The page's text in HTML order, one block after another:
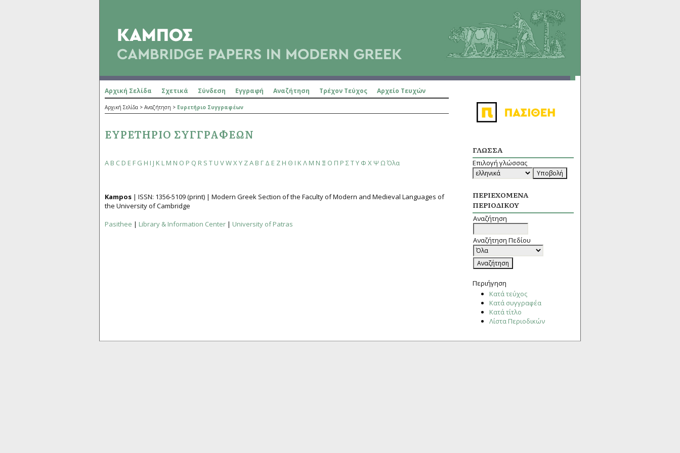
ΓΛΏΣΣΑ
Επιλογή γλώσσας
ΠΕΡΙΕΧΌΜΕΝΑ
ΠΕΡΙΟΔΙΚΟΎ
Αναζήτηση
Αναζήτηση Πεδίου
Περιήγηση
Κατά τεύχος
Κατά συγγραφέα
Κατά τίτλο
Λίστα Περιοδικών
Αρχική Σελίδα Σχετικά Σύνδεση Εγγραφή Αναζήτηση Τρέχον Τεύχος Αρχείο Τευχών
Αρχική Σελίδα > Αναζήτηση > Ευρετήριο Συγγραφέων
ΕΥΡΕΤΉΡΙΟ ΣΥΓΓΡΑΦΈΩΝ
A B C D E F G H I J K L M N O P Q R S T U VWXY ZΑ Β Γ Δ Ε Ζ Η Θ Ι ΚΛ Μ Ν Ξ Ο Π Ρ ΣΤΥ Φ Χ Ψ ΩΌλα
Kampos | ISSN: 1356­-5109(print) | Modern Greek Section of the Faculty of Modern and Medieval Languages of
the University of Cambridge
Pasithee | Library & Information Center | University of Patras